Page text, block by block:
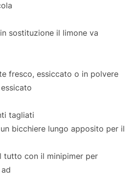
sostituzione il limone va
fresco, essiccato o in polvere
tagliati
bicchiere lungo apposito per il
tutto con il minipimer per